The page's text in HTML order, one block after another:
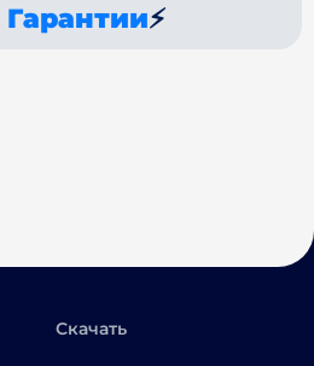
Гарантии⚡
Скачать